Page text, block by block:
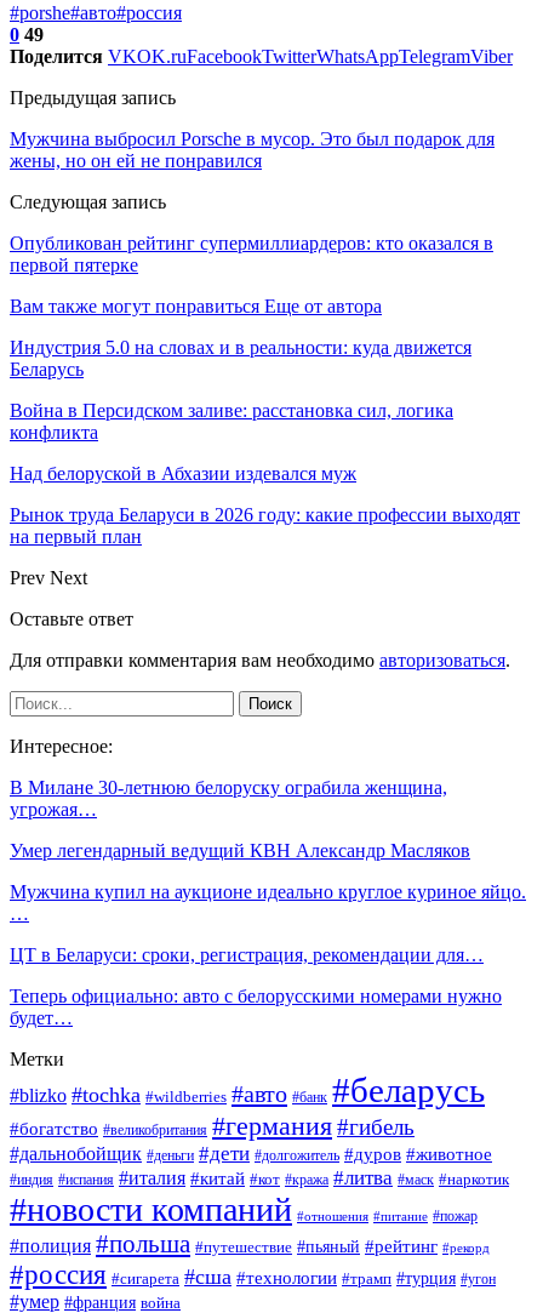
#porshe#авто#россия
0 49
Поделится VKOK.ruFacebookTwitterWhatsAppTelegramViber
Предыдущая запись
Мужчина выбросил Porsche в мусор. Это был подарок для
жены, но он ей не понравился
Следующая запись
Опубликован рейтинг супермиллиардеров: кто оказался в
первой пятерке
Вам также могут понравиться Еще от автора
Индустрия 5.0 на словах и в реальности: куда движется
Беларусь
Война в Персидском заливе: расстановка сил, логика
конфликта
Над белоруской в Абхазии издевался муж
Рынок труда Беларуси в 2026 году: какие профессии выходят
на первый план
Prev Next
Оставьте ответ
Для отправки комментария вам необходимо авторизоваться.
Интересное:
В Милане 30-летнюю белоруску ограбила женщина,
угрожая…
Умер легендарный ведущий КВН Александр Масляков
Мужчина купил на аукционе идеально круглое куриное яйцо.
…
ЦТ в Беларуси: сроки, регистрация, рекомендации для…
Теперь официально: авто с белорусскими номерами нужно
будет…
Метки
#blizko #tochka #wildberries #авто #банк #беларусь
#богатство #великобритания #германия#гибель
#дальнобойщик #деньги #дети #долгожитель #дуров #животное
#индия #испания #италия #китай #кот #кража #литва #маск #наркотик
#новости компаний #отношения #питание #пожар
#полиция #польша #путешествие #пьяный #рейтинг #рекорд
#россия #сигарета #сша #технологии #трамп #турция #угон
#умер #франция война